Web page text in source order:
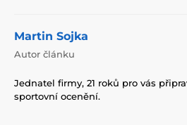
Martin Sojka
Autor článku
Jednatel firmy, 21 roků pro vás
sportovní ocenění.